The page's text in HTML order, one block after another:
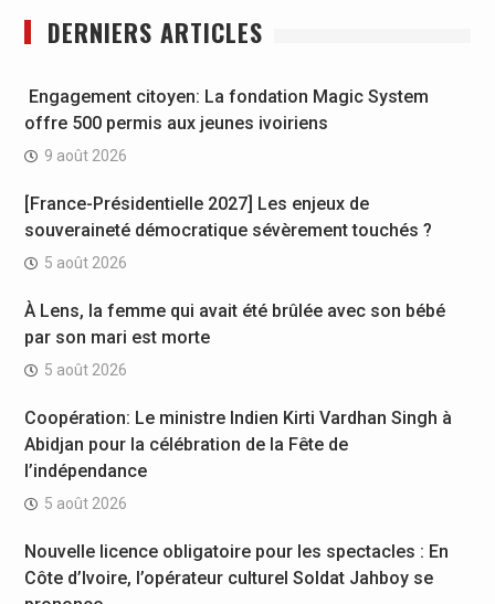
DERNIERS ARTICLES
Engagement citoyen: La fondation Magic System
offre 500 permis aux jeunes ivoiriens
9 août 2026
[France-Présidentielle 2027] Les enjeux de
souveraineté démocratique sévèrement touchés ?
5 août 2026
À Lens, la femme qui avait été brûlée avec son bébé
par son mari est morte
5 août 2026
Coopération: Le ministre Indien Kirti Vardhan Singh à
Abidjan pour la célébration de la Fête de
l’indépendance
5 août 2026
Nouvelle licence obligatoire pour les spectacles : En
Côte d’Ivoire, l’opérateur culturel Soldat Jahboy se